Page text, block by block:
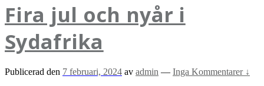
Fira jul och nyår i
Sydafrika
Publicerad den 7 februari, 2024 av admin — Inga Kommentarer ↓